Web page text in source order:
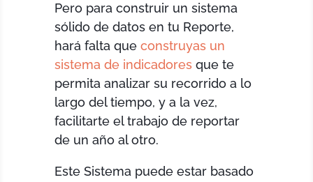
Pero para construir un sistema
sólido de datos en tu Reporte,
hará falta queconstruyas un
sistema de indicadores que te
permita analizar su recorrido a lo
largo del tiempo, y a la vez,
facilitarte el trabajo de reportar
de un año al otro.
Este Sistema puede estar basado